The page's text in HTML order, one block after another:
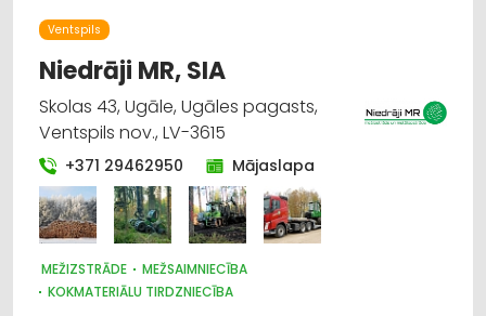
Ventspils
Niedrāji MR, SIA
Skolas 43, Ugāle, Ugāles pagasts,
Ventspils nov., LV-3615
+371 29462950 Mājaslapa
MEŽIZSTRĀDE
MEŽSAIMNIECĪBA
KOKMATERIĀLU TIRDZNIECĪBA